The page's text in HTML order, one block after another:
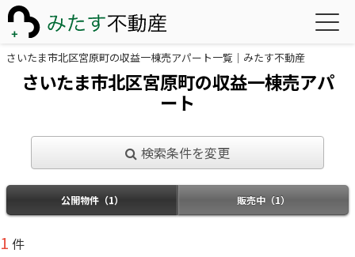
さいたま市北区宮原町の収益一棟売アパート一覧｜みたす不動産
さいたま市北区宮原町の収益一棟売アパ
ート
検索条件を変更
公開物件（1） 販売中（1）
1 件